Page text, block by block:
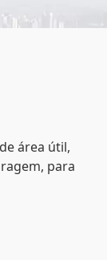
área útil,
para